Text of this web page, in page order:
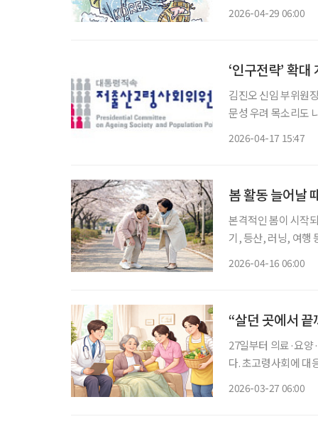
2026-04-29 06:00
‘인구전략’ 확
김진오 신임 부위원
문성 우려 목소리도 나와 조직 확대 개편을 앞둔 저출산·고령사회위원회의
2026-04-17 15:47
봄 활동 늘어날
본격적인 봄이 시작
기, 등산, 러닝, 여행
2026-04-16 06:00
“살던 곳에서
27일부터 의료·요양
다. 초고령사회에 대
2026-03-27 06:00